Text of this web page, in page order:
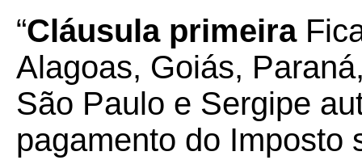
“Cláusula primeira
Alagoas, Goiás,
São Paulo e Sergipe
pagamento do Imposto